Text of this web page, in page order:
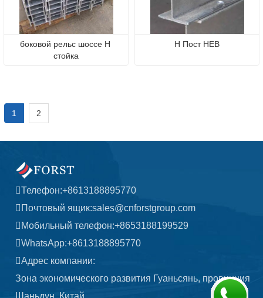
боковой рельс шоссе H
стойка
H Пост HEB
1 2
Телефон:+8613188895770
Почтовый ящик:sales@cnforstgroup.com
Мобильный телефон:+8653188199529
WhatsApp:+8613188895770
Адрес компании:
Зона экономического развития Гуаньсянь, провинция